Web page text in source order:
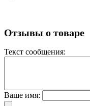
Отзывы о товаре
Текст сообщения:
Ваше имя: